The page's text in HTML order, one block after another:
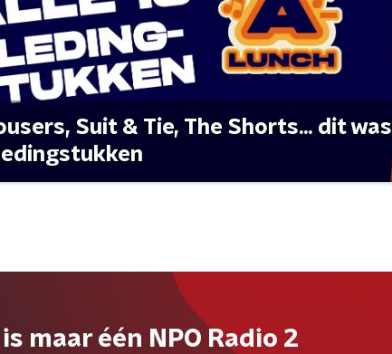
Suit & Tie, The Shorts... dit was
is maar één NPO Radio 2